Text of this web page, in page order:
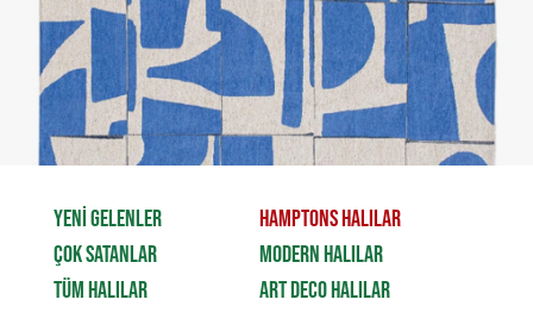
YENİ GELENLER
ÇOK SATANLAR
TÜM HALILAR
HAMPTONS HALILAR
MODERN HALILAR
ART DECO HALILAR